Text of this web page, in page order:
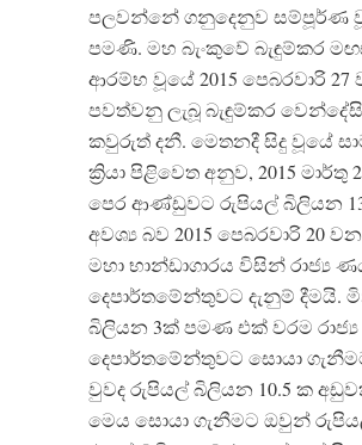
පලවන්නේ ගනුදෙනුව සම්පූර්ණ
පමණි. මහ බැංකුවේ බැඳුම්කර
ආරම්භ වූයේ 2015 පෙබරවාරි 27
පවත්වනු ලැබූ බැඳුම්කර
කවුරුත් දනී. මෙතනදී සිදු වූයේ
ක්‍රියා පිළිවෙත අනුව, 2015 මාර්තු
පෙර ආණ්ඩුවට රුපියල් බිලියන
අවශ්‍ය බව 2015 පෙබරවාරි 20
මහා භාන්ඩාගාරය විසින් රාජ්‍ය
දෙපාර්තමේන්තුවට දැනුම් දීමයි.
බිලියන 3ක් පමණ එක් වරම
දෙපාර්තමේන්තුවට සොයා
වුවද රුපියල් බිලියන 10.5 ක
මෙය සොයා ගැනීමට ඔවුන්